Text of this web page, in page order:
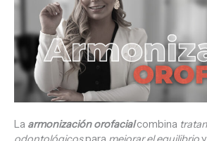
La armonización orofacialcombina